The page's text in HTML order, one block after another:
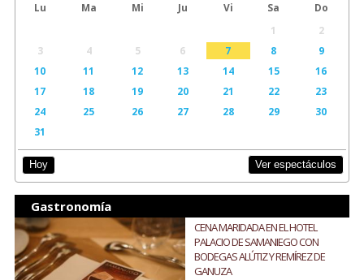
Lu Ma Mi Ju Vi Sa
Do
1
2
3
4 5 6 7 8
9
10
11 12 13 14 15
16
17
18 19 20 21 22
23
24
25 26 27 28 29
30
31
Hoy Ver espectáculos
Gastronomía
CENA MARIDADA EN EL HOTEL
PALACIO DE SAMANIEGO CON
BODEGAS ALÚTIZ Y REMÍREZ DE
GANUZA